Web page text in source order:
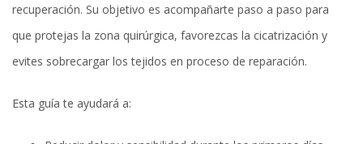
recuperación. Su objetivo es acompañarte paso a paso para
que protejas la zona quirúrgica, favorezcas la cicatrización y
evites sobrecargar los tejidos en proceso de reparación.
Esta guía te ayudará a: